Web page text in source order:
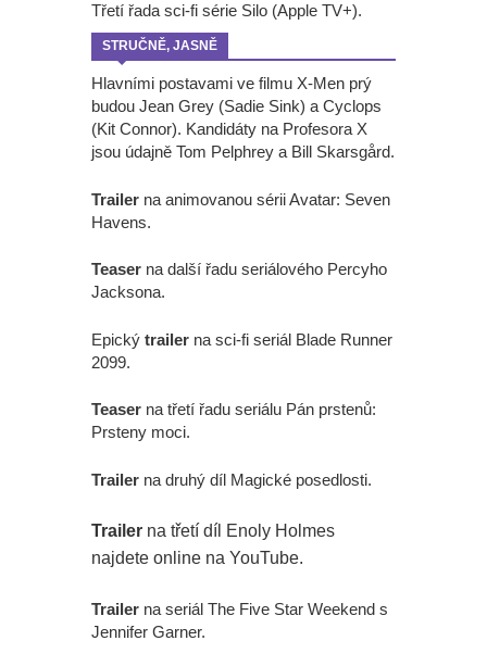
Třetí řada sci-fi série Silo (Apple TV+).
STRUČNĚ, JASNĚ
Hlavními postavami ve filmu X-Men prý
budou Jean Grey (Sadie Sink) a Cyclops
(Kit Connor). Kandidáty na Profesora X
jsou údajně Tom Pelphrey a Bill Skarsgård.
Trailer na animovanou sérii Avatar: Seven
Havens.
Teaser na další řadu seriálového Percyho
Jacksona.
Epický trailer na sci-fi seriál Blade Runner
2099.
Teaser na třetí řadu seriálu Pán prstenů:
Prsteny moci.
Trailer na druhý díl Magické posedlosti.
Trailer na třetí díl Enoly Holmes
najdete online na YouTube.
Trailer na seriál The Five Star Weekend s
Jennifer Garner.